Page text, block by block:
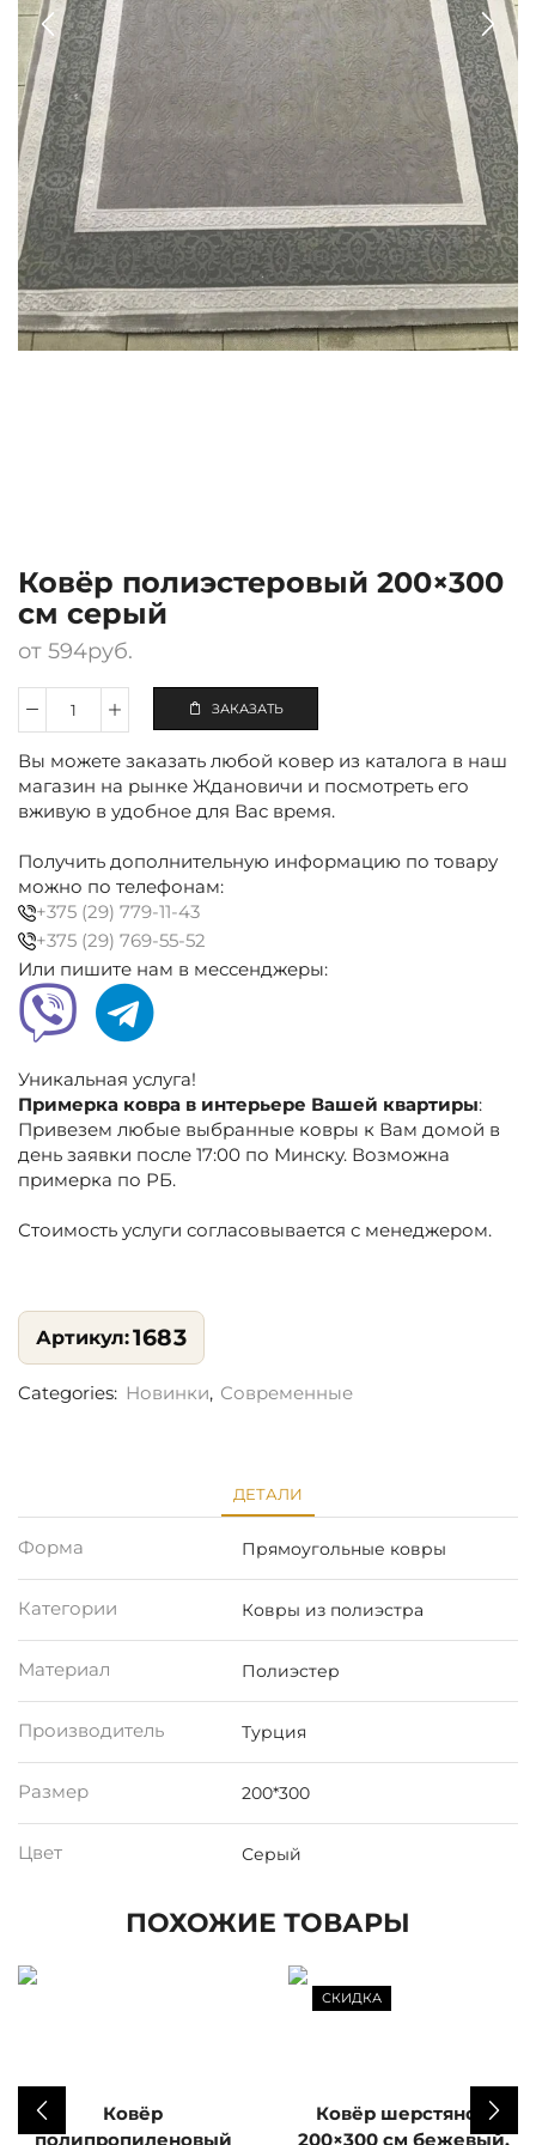
Ковёр полиэстеровый 200×300
см серый
от 594руб.
Количество
полиэстеровый
200×300
см
серый
ЗАКАЗАТЬ
Вы можете заказать любой ковер из каталога в наш
магазин на рынке Ждановичи и посмотреть его
вживую в удобное для Вас время.
Получить дополнительную информацию по товару
можно по телефонам:
+375 (29) 779-11-43
+375 (29) 769-55-52
Или пишите нам в мессенджеры:
Уникальная услуга!
Примерка ковра в интерьере Вашей квартиры:
Привезем любые выбранные ковры к Вам домой в
день заявки после 17:00 по Минску. Возможна
примерка по РБ.
Стоимость услуги согласовывается с менеджером.
1683
Categories: Новинки, Современные
ДЕТАЛИ
Форма Прямоугольные ковры
Категории Ковры из полиэстра
Материал Полиэстер
Производитель Турция
Размер 200*300
Цвет Серый
ПОХОЖИЕ ТОВАРЫ
Ковёр
полипропиленовый
СКИДКА
Ковёр шерстяной
200×300 см бежевый,